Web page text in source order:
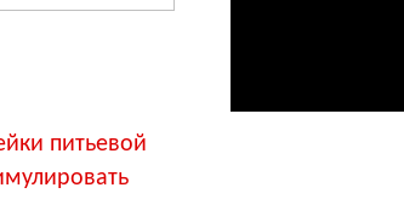
питьевой